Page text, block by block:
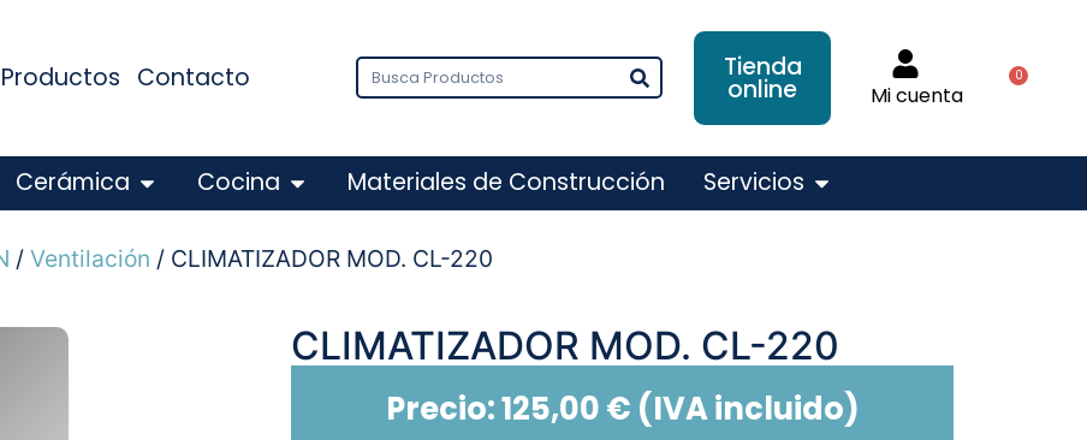
Productos Contacto Tienda
online Mi cuenta
0
Cerámica Cocina Materiales de Construcción Servicios
/ Ventilación / CLIMATIZADOR MOD. CL-220
CLIMATIZADOR MOD. CL-220
Precio:125,00€ (IVA incluido)